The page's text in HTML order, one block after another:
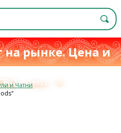
на рынке. Цена и
с 1993 г. ≡
и Чатни